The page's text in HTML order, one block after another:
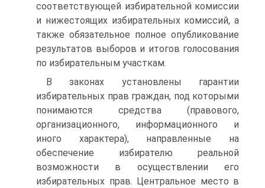
соответствующей избирательной комиссии
и нижестоящих избирательных комиссий, а
также обязательное полное опубликование
результатов выборов и итогов голосования
по избирательным участкам.
В законах установлены гарантии
избирательных прав граждан, под которыми
понимаются средства (правового,
организационного, информационного и
иного характера), направленные на
обеспечение избирателю реальной
возможности в осуществлении его
избирательных прав. Центральное место в